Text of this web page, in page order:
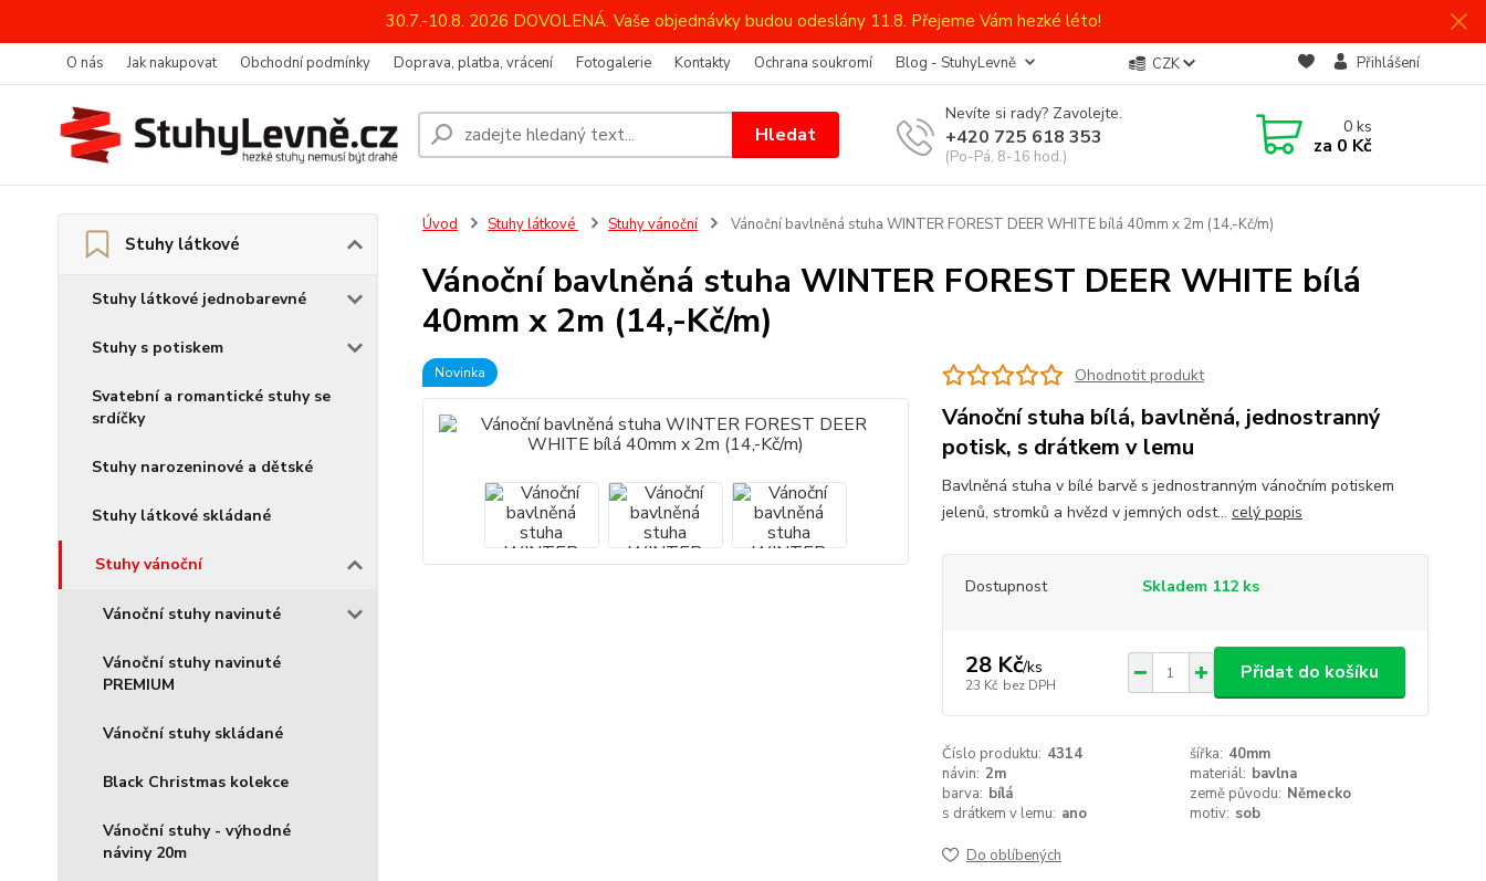
30.7.-10.8. 2026 DOVOLENÁ. Vaše objednávky budou odeslány 11.8. Přejeme Vám hezké léto!
O nás Jak nakupovat Obchodní podmínky Doprava, platba, vrácení Fotogalerie Kontakty Ochrana soukromí Blog - StuhyLevně CZK Přihlášení
Hledat
Nevíte si rady? Zavolejte.
+420 725 618 353
(Po-Pá, 8-16 hod.)
0ks
za 0 Kč
Stuhy látkové
Stuhy látkové jednobarevné
Stuhy s potiskem
Svatební a romantické stuhy se
srdíčky
Stuhy narozeninové a dětské
Stuhy látkové skládané
Stuhy vánoční
Vánoční stuhy navinuté
Vánoční stuhy navinuté
PREMIUM
Vánoční stuhy skládané
Black Christmas kolekce
Vánoční stuhy - výhodné
náviny 20m
Úvod Stuhy látkové Stuhy vánoční Vánoční bavlněná stuha WINTER FOREST DEER WHITE bílá 40mm x 2m (14,-Kč/m)
Vánoční bavlněná stuha WINTER FOREST DEER WHITE bílá
40mm x 2m (14,-Kč/m)
Novinka Ohodnotit produkt
Vánoční stuha bílá, bavlněná, jednostranný
potisk, s drátkem v lemu
Bavlněná stuha v bílé barvě s jednostranným vánočním potiskem
jelenů, stromků a hvězd v jemných odst... celý popis
Dostupnost Skladem 112 ks
28 Kč/ks
23 Kč bez DPH
Přidat do košíku
Číslo produktu: 4314 šířka: 40mm
návin: 2m materiál: bavlna
barva: bílá země původu: Německo
s drátkem v lemu: ano motiv: sob
Do oblíbených